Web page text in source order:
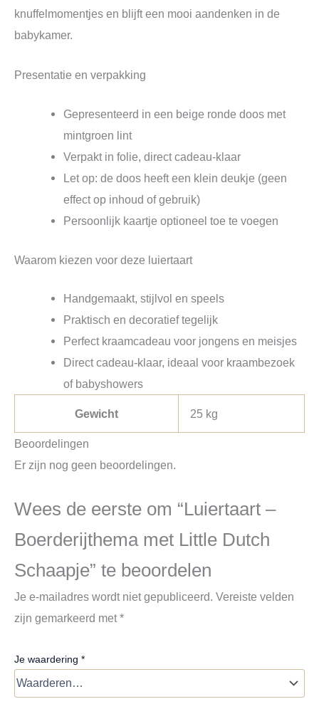
knuffelmomentjes en blijft een mooi aandenken in de
babykamer.
Presentatie en verpakking
Gepresenteerd in een beige ronde doos met
mintgroen lint
Verpakt in folie, direct cadeau-klaar
Let op: de doos heeft een klein deukje (geen
effect op inhoud of gebruik)
Persoonlijk kaartje optioneel toe te voegen
Waarom kiezen voor deze luiertaart
Handgemaakt, stijlvol en speels
Praktisch en decoratief tegelijk
Perfect kraamcadeau voor jongens en meisjes
Direct cadeau-klaar, ideaal voor kraambezoek
of babyshowers
Gewicht 25 kg
Beoordelingen
Er zijn nog geen beoordelingen.
Wees de eerste om “Luiertaart –
Boerderijthema met Little Dutch
Schaapje” te beoordelen
Je e-mailadres wordt niet gepubliceerd. Vereiste velden
zijn gemarkeerd met*
Je waardering *